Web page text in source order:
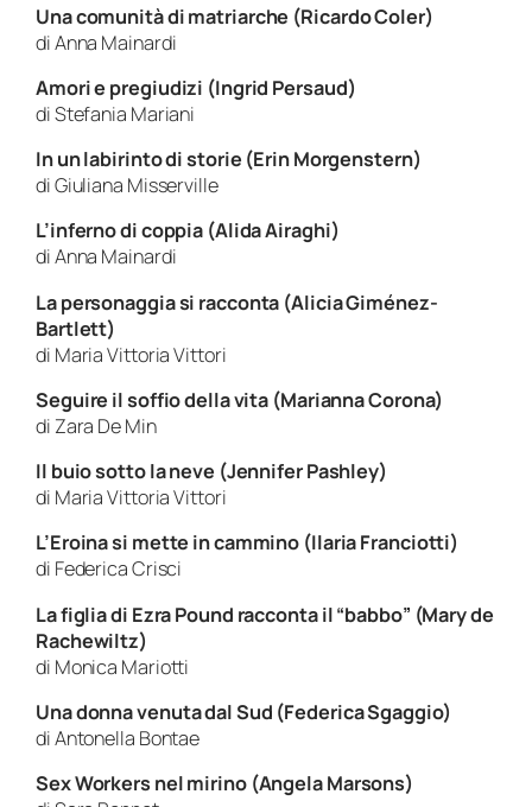
Una comunità di matriarche (Ricardo Coler)
di Anna Mainardi
Amori e pregiudizi (Ingrid Persaud)
di Stefania Mariani
In un labirinto di storie (Erin Morgenstern)
di Giuliana Misserville
L’inferno di coppia (Alida Airaghi)
di Anna Mainardi
La personaggia si racconta (Alicia Giménez-
Bartlett)
di Maria Vittoria Vittori
Seguire il soffio della vita (Marianna Corona)
di Zara De Min
Il buio sotto la neve (Jennifer Pashley)
di Maria Vittoria Vittori
L’Eroina si mette in cammino (Ilaria Franciotti)
di Federica Crisci
La figlia di Ezra Pound racconta il “babbo” (Mary de
Rachewiltz)
di Monica Mariotti
Una donna venuta dal Sud (Federica Sgaggio)
di Antonella Bontae
Sex Workers nel mirino (Angela Marsons)